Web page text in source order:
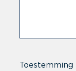
Toestemming